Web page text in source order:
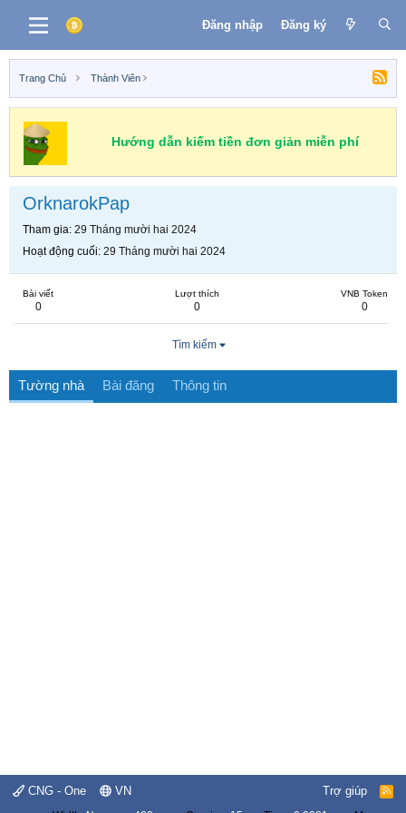
Đăng nhập Đăng ký
Trang Chủ Thành Viên
Hướng dẫn kiếm tiền đơn giản miễn phí
OrknarokPap
Tham gia 29 Tháng mười hai 2024
Hoạt động cuối 29 Tháng mười hai 2024
Bài viết
0
Lượt thích
0
VNB Token
0
Tìm kiếm
Tường nhà Bài đăng Thông tin
CNG - One VN Trợ giúp
R